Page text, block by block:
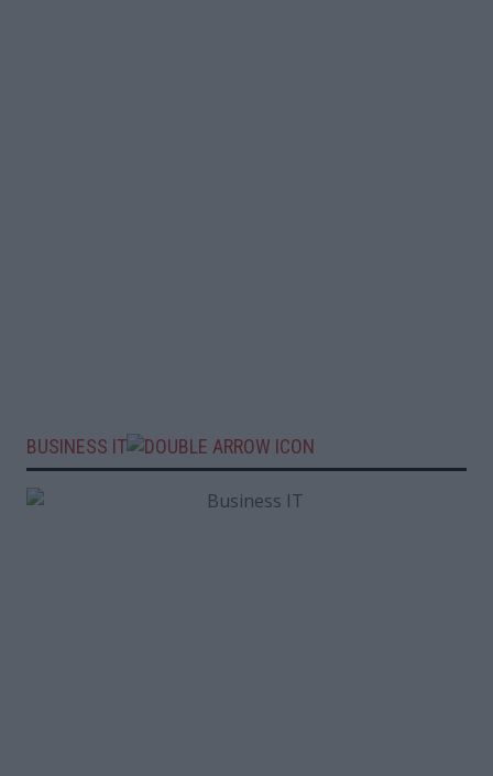
BUSINESS IT